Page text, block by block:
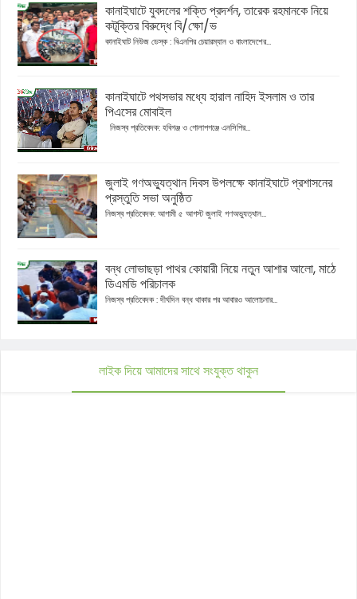
কানাইঘাটে যুবদলের শক্তি প্রদর্শন, তারেক রহমানকে নিয়ে
কটূক্তির বিরুদ্ধে বি/ক্ষো/ভ
কানাইঘাট নিউজ ডেস্ক : বিএনপির চেয়ারম্যান ও বাংলাদেশের...
কানাইঘাটে পথসভার মধ্যে হারাল নাহিদ ইসলাম ও তার
পিএসের মোবাইল
নিজস্ব প্রতিবেদক: হবিগঞ্জ ও গোলাপগঞ্জে এনসিপির...
জুলাই গণঅভ্যুত্থান দিবস উপলক্ষে কানাইঘাটে প্রশাসনের
প্রস্তুতি সভা অনুষ্ঠিত
নিজস্ব প্রতিবেদক: আগামী ৫ আগস্ট জুলাই গণঅভ্যুত্থান...
বন্ধ লোভাছড়া পাথর কোয়ারী নিয়ে নতুন আশার আলো, মাঠে
ডিএমডি পরিচালক
নিজস্ব প্রতিবেদক : দীর্ঘদিন বন্ধ থাকার পর আবারও আলোচনার...
লাইক দিয়ে আমাদের সাথে সংযুক্ত থাকুন